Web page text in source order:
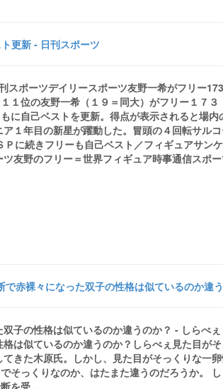
更新 - 日刊スポーツ
スポーツデイリースポーツ友野一希がフリー
１位の友野一希（１９＝同大）がフリー１７３
に自己ベストを更新。得点が表示されると場
１年目の新星が躍動した。冒頭の４回転サル
に続きフリーも自己ベスト／フィギュアサン
友野のフリー＝世界フィギュア時事通信スポ
赤裸々になった双子の性格は似ているのか違
子の性格は似ているのか違うのか？ - しらべ
は似ているのか違うのか？しらべぇ見た目が
きた木原氏。しかし、見た目がそっくりな一
そっくりなのか、はたまた違うのだろうか。
を受 ...